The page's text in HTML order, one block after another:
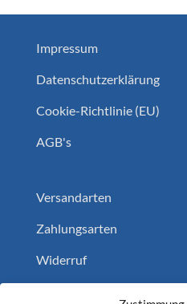
Impressum
Datenschutzerklärung
Cookie-Richtlinie (EU)
AGB's
Versandarten
Zahlungsarten
Widerruf